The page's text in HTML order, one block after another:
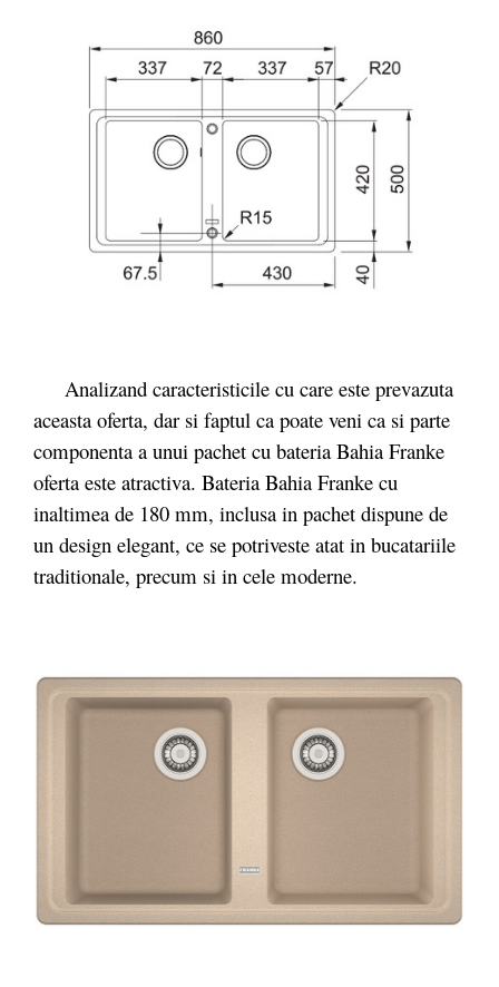
Analizand caracteristicile cu care este prevazuta
aceasta oferta, dar si faptul ca poate veni ca si parte
componenta a unui pachet cu bateria Bahia Franke
oferta este atractiva. Bateria Bahia Franke cu
inaltimea de 180 mm, inclusa in pachet dispune de
un design elegant, ce se potriveste atat in bucatariile
traditionale, precum si in cele moderne.